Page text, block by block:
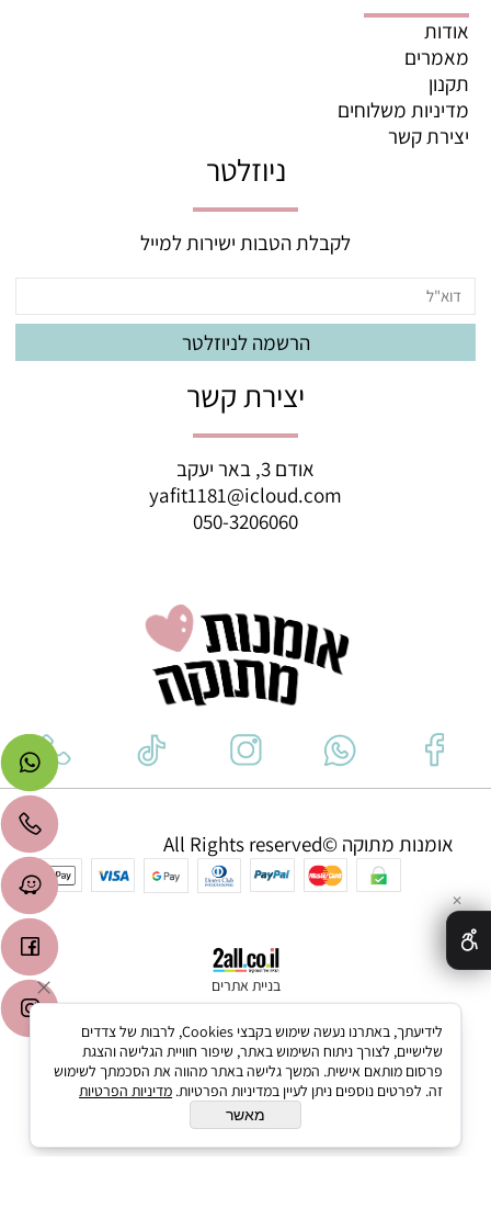
אודות
מאמרים
תקנון
מדיניות משלוחים
יצירת קשר
ניוזלטר
לקבלת הטבות ישירות למייל
יצירת קשר
אודם 3, באר יעקב
yafit1181@icloud.com
050-3206060
אומנות מתוקה ©All Rights reserved
בניית אתרים
✕
לידיעתך, באתרנו נעשה שימוש בקבצי Cookies, לרבות של צדדים
שלישיים, לצורך ניתוח השימוש באתר, שיפור חוויית הגלישה והצגת
פרסום מותאם אישית. המשך גלישה באתר מהווה את הסכמתך לשימוש
זה. לפרטים נוספים ניתן לעיין במדיניות הפרטיות. מדיניות הפרטיות
מאשר